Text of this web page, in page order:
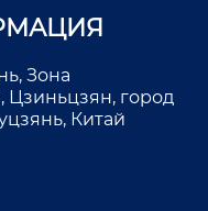
Зона
Цзиньцзян, город
Китай